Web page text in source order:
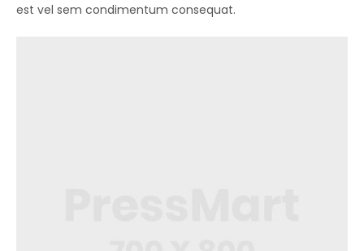
est vel sem condimentum consequat.